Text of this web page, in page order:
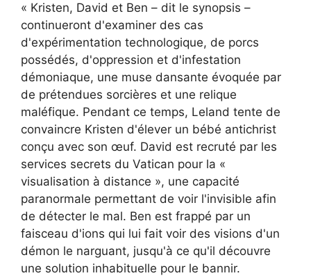
« Kristen, David et Ben – dit le synopsis –
continueront d'examiner des cas
d'expérimentation technologique, de porcs
possédés, d'oppression et d'infestation
démoniaque, une muse dansante évoquée par
de prétendues sorcières et une relique
maléfique. Pendant ce temps, Leland tente de
convaincre Kristen d'élever un bébé antichrist
conçu avec son œuf. David est recruté par les
services secrets du Vatican pour la «
visualisation à distance », une capacité
paranormale permettant de voir l'invisible afin
de détecter le mal. Ben est frappé par un
faisceau d'ions qui lui fait voir des visions d'un
démon le narguant, jusqu'à ce qu'il découvre
une solution inhabituelle pour le bannir.